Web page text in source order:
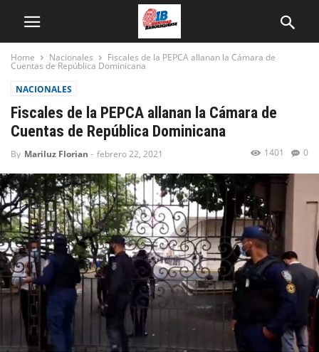
Home Nacionales Fiscales de la PEPCA allanan la Cámara de
Cuentas de República Dominicana
NACIONALES
Fiscales de la PEPCA allanan la Cámara de
Cuentas de República Dominicana
By Mariluz Florian - febrero 22, 2021 0
1401